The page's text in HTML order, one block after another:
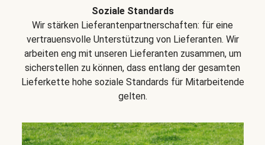
Soziale Standards
Wir stärken Lieferantenpartnerschaften: für eine
vertrauensvolle Unterstützung von Lieferanten. Wir
arbeiten eng mit unseren Lieferanten zusammen, um
sicherstellen zu können, dass entlang der gesamten
Lieferkette hohe soziale Standards für Mitarbeitende
gelten.